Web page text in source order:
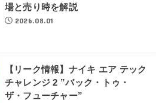
場と売り時を解説
2026.08.01
【リーク情報】ナイキ エア テック
チャレンジ 2 ”バック・トゥ・
ザ・フューチャー”